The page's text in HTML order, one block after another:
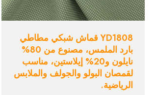
YD1808 قماش شبكي مطاطي
بارد الملمس، مصنوع من 80%
نايلون و20% إيلاستين، مناسب
لقمصان البولو والجولف والملابس
الرياضية.